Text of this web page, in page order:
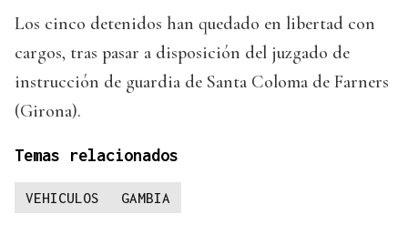
Los cinco detenidos han quedado en libertad con
cargos, tras pasar a disposición del juzgado de
instrucción de guardia de Santa Coloma de Farners
(Girona).
Temas relacionados
VEHICULOS GAMBIA